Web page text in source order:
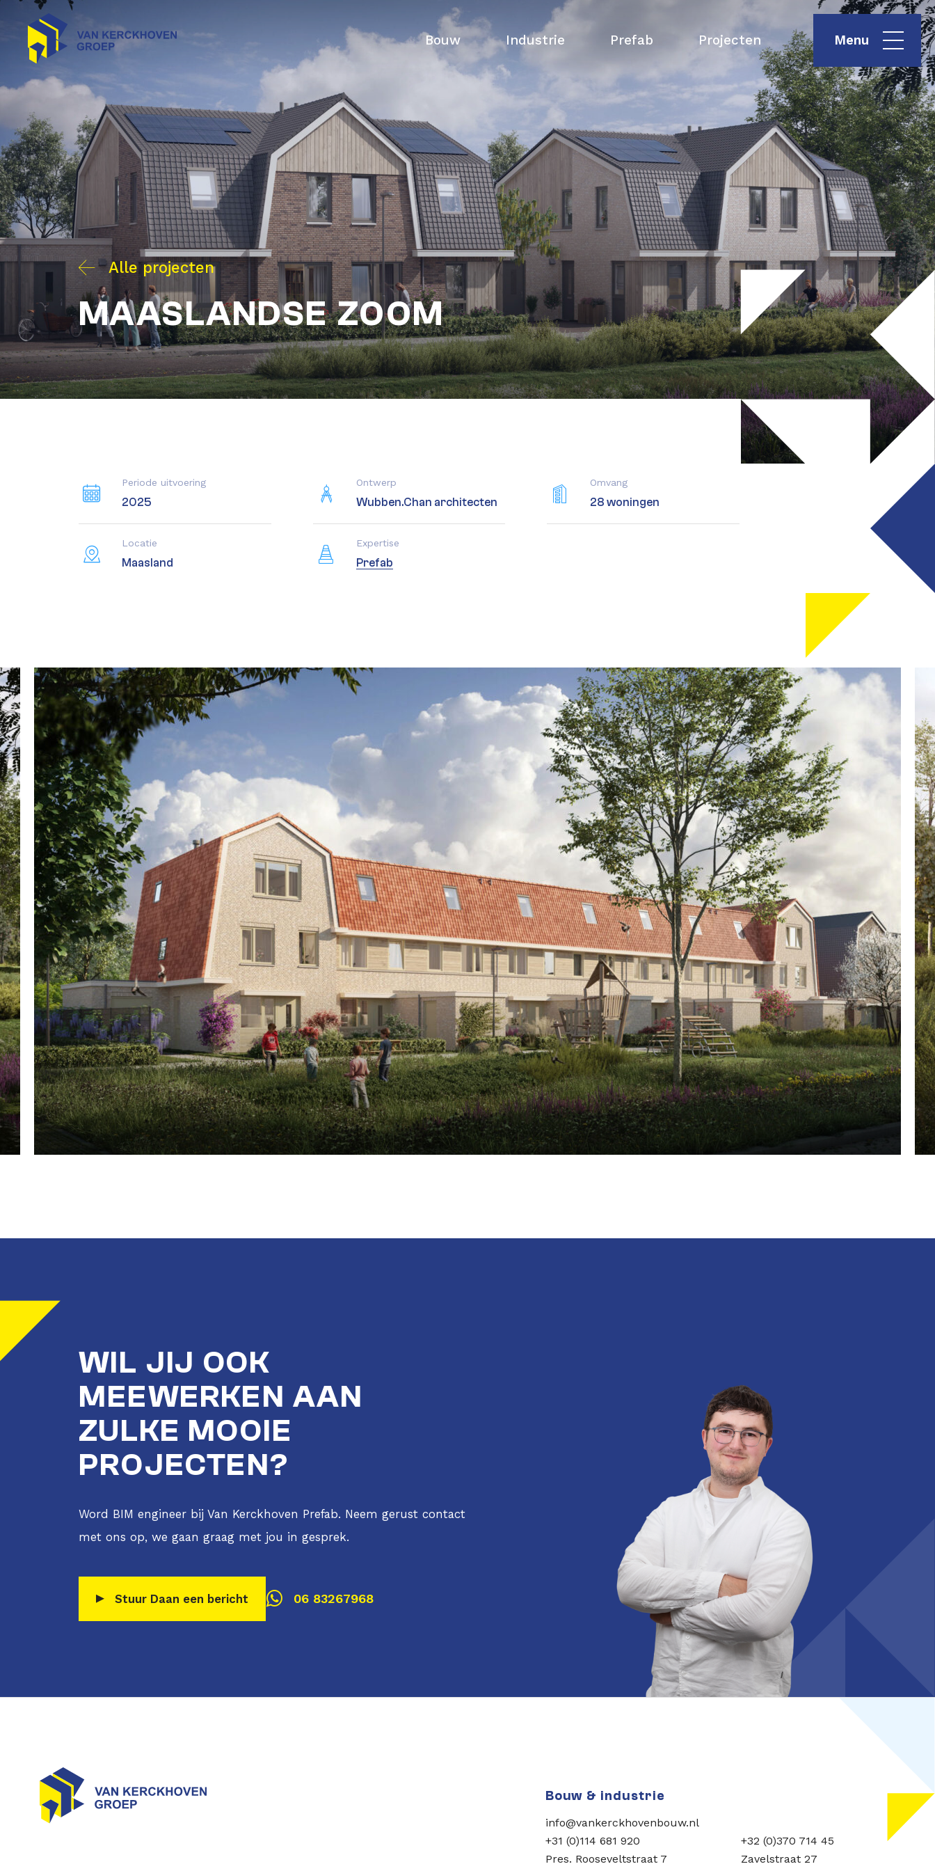
Bouw Industrie Prefab Projecten Menu
Waar ben je naar op zoek?
Alle projecten
MAASLANDSE ZOOM
Periode uitvoering
2025
Ontwerp
Wubben.Chan architecten
Omvang
28 woningen
Locatie
Maasland
Expertise
Prefab
WIL JIJ OOK
MEEWERKEN AAN
ZULKE MOOIE
PROJECTEN?
Word BIM engineer bij Van Kerckhoven Prefab. Neem gerust contact
met ons op, we gaan graag met jou in gesprek.
Stuur Daan een bericht 06 83267968
Bouw & industrie
info@vankerckhovenbouw.nl
+31 (0)114 681 920
Pres. Rooseveltstraat 7
+32 (0)370 714 45
Zavelstraat 27